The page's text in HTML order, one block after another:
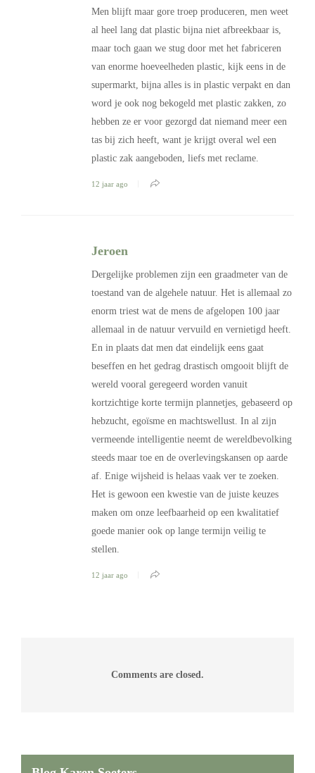
Men blijft maar gore troep produceren, men weet
al heel lang dat plastic bijna niet afbreekbaar is,
maar toch gaan we stug door met het fabriceren
van enorme hoeveelheden plastic, kijk eens in de
supermarkt, bijna alles is in plastic verpakt en dan
word je ook nog bekogeld met plastic zakken, zo
hebben ze er voor gezorgd dat niemand meer een
tas bij zich heeft, want je krijgt overal wel een
plastic zak aangeboden, liefs met reclame.
12 jaar ago
Jeroen
Dergelijke problemen zijn een graadmeter van de
toestand van de algehele natuur. Het is allemaal zo
enorm triest wat de mens de afgelopen 100 jaar
allemaal in de natuur vervuild en vernietigd heeft.
En in plaats dat men dat eindelijk eens gaat
beseffen en het gedrag drastisch omgooit blijft de
wereld vooral geregeerd worden vanuit
kortzichtige korte termijn plannetjes, gebaseerd op
hebzucht, egoïsme en machtswellust. In al zijn
vermeende intelligentie neemt de wereldbevolking
steeds maar toe en de overlevingskansen op aarde
af. Enige wijsheid is helaas vaak ver te zoeken.
Het is gewoon een kwestie van de juiste keuzes
maken om onze leefbaarheid op een kwalitatief
goede manier ook op lange termijn veilig te
stellen.
12 jaar ago
Comments are closed.